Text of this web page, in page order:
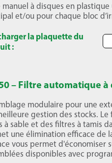
manuel à disques en
et/ou pour chaque bloc
la plaquette du
:
– Filtre automatique à
modulaire pour une
gestion des stocks.
à sable et des filtres à tamis
une élimination efficace de
vous permet d'économiser
disponibles avec